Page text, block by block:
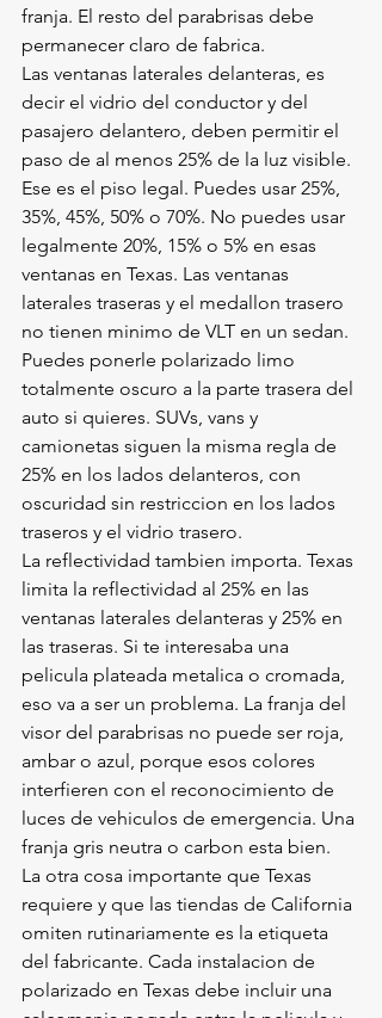
franja. El resto del parabrisas debe
permanecer claro de fabrica.
Las ventanas laterales delanteras, es
decir el vidrio del conductor y del
pasajero delantero, deben permitir el
paso de al menos 25% de la luz visible.
Ese es el piso legal. Puedes usar 25%,
35%, 45%, 50% o 70%. No puedes usar
legalmente 20%, 15% o 5% en esas
ventanas en Texas. Las ventanas
laterales traseras y el medallon trasero
no tienen minimo de VLT en un sedan.
Puedes ponerle polarizado limo
totalmente oscuro a la parte trasera del
auto si quieres. SUVs, vans y
camionetas siguen la misma regla de
25% en los lados delanteros, con
oscuridad sin restriccion en los lados
traseros y el vidrio trasero.
La reflectividad tambien importa. Texas
limita la reflectividad al 25% en las
ventanas laterales delanteras y 25% en
las traseras. Si te interesaba una
pelicula plateada metalica o cromada,
eso va a ser un problema. La franja del
visor del parabrisas no puede ser roja,
ambar o azul, porque esos colores
interfieren con el reconocimiento de
luces de vehiculos de emergencia. Una
franja gris neutra o carbon esta bien.
La otra cosa importante que Texas
requiere y que las tiendas de California
omiten rutinariamente es la etiqueta
del fabricante. Cada instalacion de
polarizado en Texas debe incluir una